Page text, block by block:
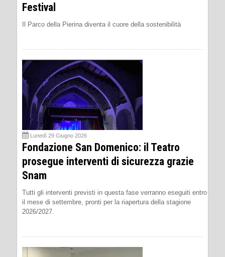
Festival
Il Parco della Pierina diventa il cuore della sostenibilità
Lunedì 29 Giugno 2026
Fondazione San Domenico: il Teatro
prosegue interventi di sicurezza grazie
Snam
Tutti gli interventi previsti in questa fase verranno eseguiti entro
il mese di settembre, pronti per la riapertura della stagione
2026/2027.